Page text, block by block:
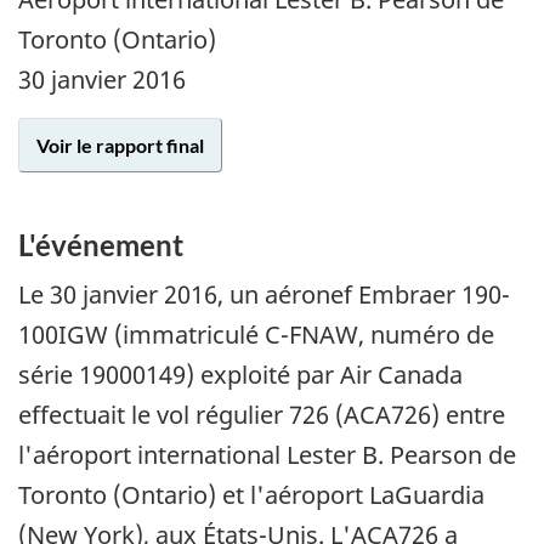
Toronto (Ontario)
30 janvier 2016
Voir le rapport final
L'événement
Le30 janvier 2016, un aéronef Embraer 190-
100IGW (immatriculé C-FNAW, numéro de
série 19000149) exploité par Air Canada
effectuait le vol régulier 726 (ACA726) entre
l'aéroport international Lester B. Pearson de
Toronto (Ontario) et l'aéroport LaGuardia
(New York), aux États-Unis. L'ACA726 a